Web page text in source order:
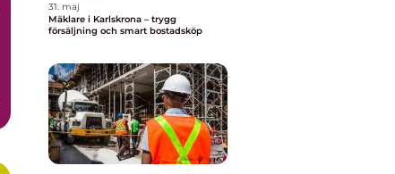
31. maj
Mäklare i Karlskrona – trygg
försäljning och smart bostadsköp